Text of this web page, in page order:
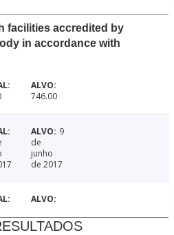
facilities accredited by
in accordance with
746.00
9
de
junho
de 2017